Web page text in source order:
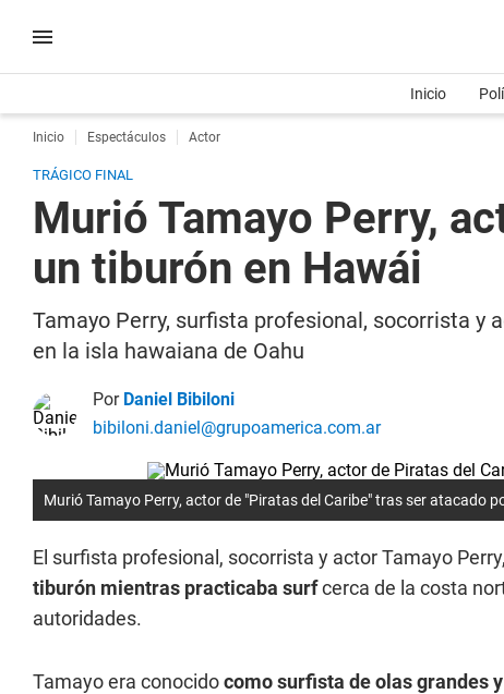
Inicio
Inicio Espectáculos Actor
TRÁGICO FINAL
Murió Tamayo Perry,
un tiburón en Hawái
Tamayo Perry, surfista profesional, socorrista y
en la isla hawaiana de Oahu
Por Daniel Bibiloni
bibiloni.daniel@grupoamerica.com.ar
Murió Tamayo Perry, actor de "Piratas del Caribe" tras ser atacado
El surfista profesional, socorrista y actor Tamayo
tiburón mientras practicaba surfcerca de la costa
autoridades.
Tamayo era conocidocomo surfista de olas grandes